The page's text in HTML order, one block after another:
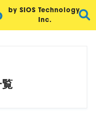
by SIOS Technology,
Inc.